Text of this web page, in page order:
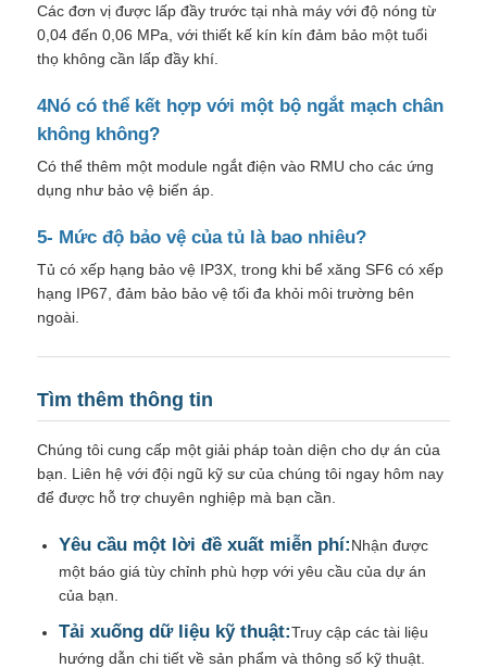
Các đơn vị được lấp đầy trước tại nhà máy với độ nóng từ
0,04 đến 0,06 MPa, với thiết kế kín kín đảm bảo một tuổi
thọ không cần lấp đầy khí.
4Nó có thể kết hợp với một bộ ngắt mạch chân
không không?
Có thể thêm một module ngắt điện vào RMU cho các ứng
dụng như bảo vệ biến áp.
5- Mức độ bảo vệ của tủ là bao nhiêu?
Tủ có xếp hạng bảo vệ IP3X, trong khi bể xăng SF6 có xếp
hạng IP67, đảm bảo bảo vệ tối đa khỏi môi trường bên
ngoài.
Tìm thêm thông tin
Chúng tôi cung cấp một giải pháp toàn diện cho dự án của
bạn. Liên hệ với đội ngũ kỹ sư của chúng tôi ngay hôm nay
để được hỗ trợ chuyên nghiệp mà bạn cần.
Yêu cầu một lời đề xuất miễn phí:Nhận được
một báo giá tùy chỉnh phù hợp với yêu cầu của dự án
của bạn.
Tải xuống dữ liệu kỹ thuật:Truy cập các tài liệu
hướng dẫn chi tiết về sản phẩm và thông số kỹ thuật.